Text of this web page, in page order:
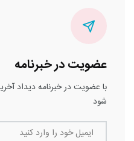
عضویت در خبرنامه
با عضویت در خبرنامه دیداد
شود
ایمیل خود را وارد کنید